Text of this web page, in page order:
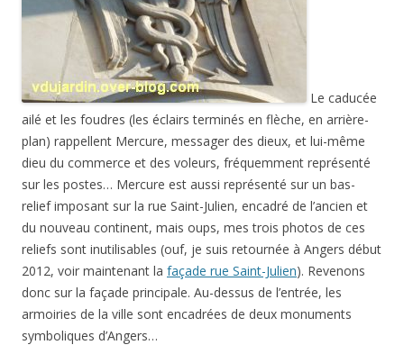
Le caducée
ailé et les foudres (les éclairs terminés en flèche, en arrière-
plan) rappellent Mercure, messager des dieux, et lui-même
dieu du commerce et des voleurs, fréquemment représenté
sur les postes… Mercure est aussi représenté sur un bas-
relief imposant sur la rue Saint-Julien, encadré de l’ancien et
du nouveau continent, mais oups, mes trois photos de ces
reliefs sont inutilisables (ouf, je suis retournée à Angers début
2012, voir maintenant la façade rue Saint-Julien). Revenons
donc sur la façade principale. Au-dessus de l’entrée, les
armoiries de la ville sont encadrées de deux monuments
symboliques d’Angers…